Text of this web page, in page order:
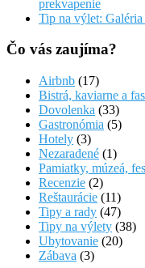
prekvapenie
Tip na výlet:
Čo vás zaujíma?
Airbnb (17)
Bistrá, kaviarne a
Dovolenka (33)
Gastronómia (5)
Hotely (3)
Nezaradené (1)
Pamiatky, múzeá,
Recenzie (2)
Reštaurácie (11)
Tipy a rady (47)
Tipy na výlety (38)
Ubytovanie (20)
Zábava (3)